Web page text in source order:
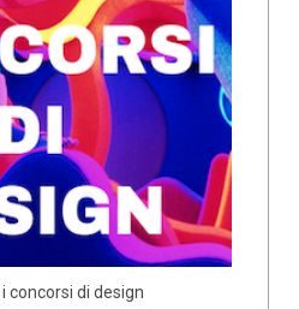
concorsi di design